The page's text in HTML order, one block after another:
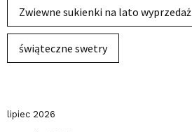
Zwiewne sukienki na lato wyprzedaż
świąteczne swetry
lipiec 2026